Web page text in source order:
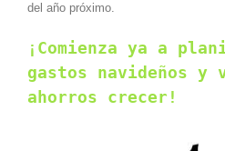
del año próximo.
¡Comienza ya a
gastos navideños y
ahorros crecer!